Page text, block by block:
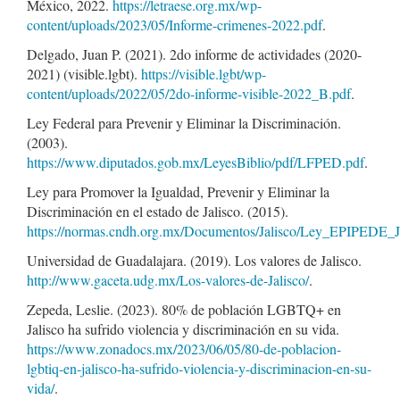
México, 2022. https://letraese.org.mx/wp-
content/uploads/2023/05/Informe-crimenes-2022.pdf.
Delgado, Juan P. (2021). 2do informe de actividades (2020-
2021) (visible.lgbt). https://visible.lgbt/wp-
content/uploads/2022/05/2do-informe-visible-2022_B.pdf.
Ley Federal para Prevenir y Eliminar la Discriminación.
(2003).
https://www.diputados.gob.mx/LeyesBiblio/pdf/LFPED.pdf.
Ley para Promover la Igualdad, Prevenir y Eliminar la
Discriminación en el estado de Jalisco. (2015).
https://normas.cndh.org.mx/Documentos/Jalisco/
Universidad de Guadalajara. (2019). Los valores de Jalisco.
http://www.gaceta.udg.mx/Los-valores-de-Jalisco/.
Zepeda, Leslie. (2023). 80% de población LGBTQ+ en
Jalisco ha sufrido violencia y discriminación en su vida.
https://www.zonadocs.mx/2023/06/05/80-de-poblacion-
lgbtiq-en-jalisco-ha-sufrido-violencia-y-discriminacion-en-su-
vida/.